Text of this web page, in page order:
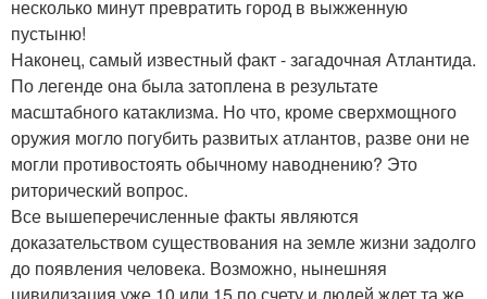
несколько минут превратить город в выжженную
пустыню!
Наконец, самый известный факт - загадочная Атлантида.
По легенде она была затоплена в результате
масштабного катаклизма. Но что, кроме сверхмощного
оружия могло погубить развитых атлантов, разве они не
могли противостоять обычному наводнению? Это
риторический вопрос.
Все вышеперечисленные факты являются
доказательством существования на земле жизни задолго
до появления человека. Возможно, нынешняя